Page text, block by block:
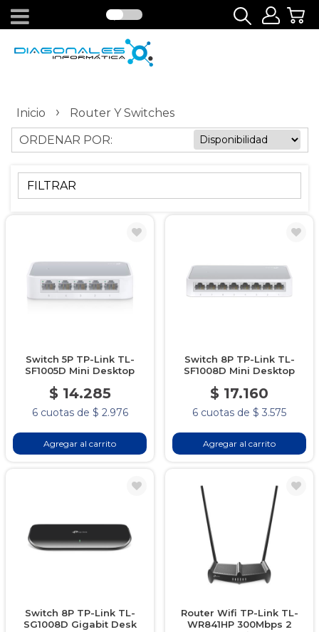
Inicio ›
Router Y Switches
ORDENAR POR:
FILTRAR
Switch 5P TP-Link TL-
SF1005D Mini Desktop
$ 14.285
6 cuotas de $ 2.976
Agregar al carrito
Switch 8P TP-Link TL-
SF1008D Mini Desktop
$ 17.160
6 cuotas de $ 3.575
Agregar al carrito
Switch 8P TP-Link TL-
SG1008D Gigabit Desk
Router Wifi TP-Link TL-
WR841HP 300Mbps 2